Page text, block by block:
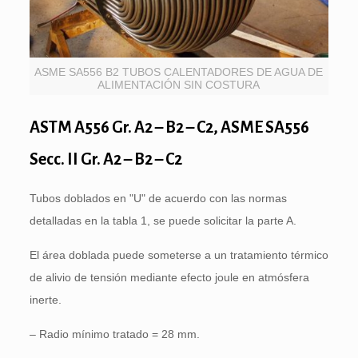
ASME SA556 B2 TUBOS CALENTADORES DE AGUA DE
ALIMENTACIÓN SIN COSTURA
ASTM A556 Gr. A2 – B2 – C2, ASME SA556
Secc. II Gr. A2 – B2 – C2
Tubos doblados en "U" de acuerdo con las normas
detalladas en la tabla 1, se puede solicitar la parte A.
El área doblada puede someterse a un tratamiento térmico
de alivio de tensión mediante efecto joule en atmósfera
inerte.
– Radio mínimo tratado = 28 mm.